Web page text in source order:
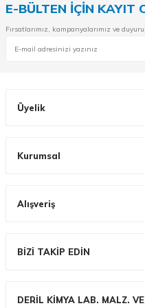
E-BÜLTEN İÇİN KAYIT
Fırsatlarımız, kampanyalarımız ve
Üyelik
Kurumsal
Alışveriş
BİZİ TAKİP EDİN
DERİL KİMYA LAB. MALZ.